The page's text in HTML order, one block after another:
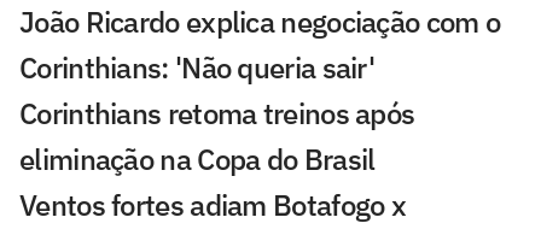
João Ricardo explica negociação com o
Corinthians: 'Não queria sair'
Corinthians retoma treinos após
eliminação na Copa do Brasil
Ventos fortes adiam Botafogo x